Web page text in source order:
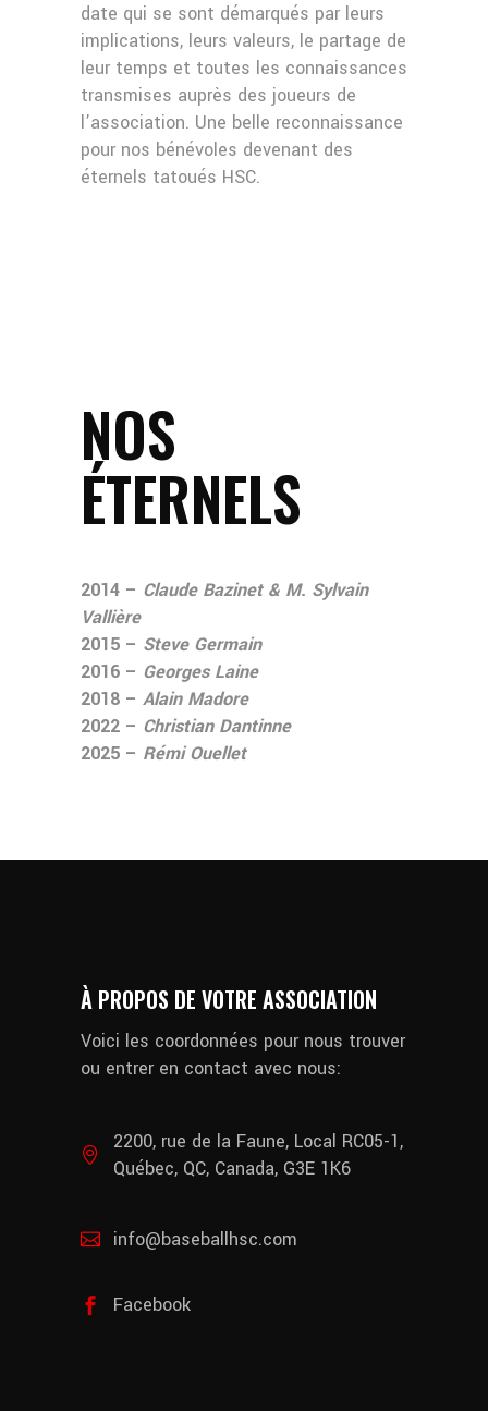
date qui se sont démarqués par leurs
implications, leurs valeurs, le partage de
leur temps et toutes les connaissances
transmises auprès des joueurs de
l’association. Une belle reconnaissance
pour nos bénévoles devenant des
éternels tatoués HSC.
NOS
ÉTERNELS
2014 – Claude Bazinet & M. Sylvain
Vallière
2015 – Steve Germain
2016 – Georges Laine
2018 – Alain Madore
2022 – Christian Dantinne
2025 – Rémi Ouellet
À PROPOS DE VOTRE ASSOCIATION
Voici les coordonnées pour nous trouver
ou entrer en contact avec nous:
2200, rue de la Faune, Local RC05-1,
Québec, QC, Canada, G3E 1K6
info@baseballhsc.com
Facebook